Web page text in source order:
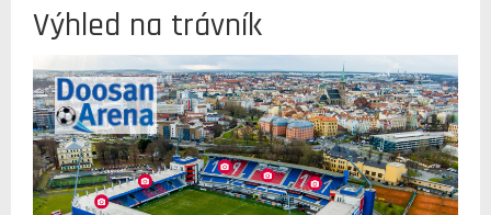
Výhled na trávník